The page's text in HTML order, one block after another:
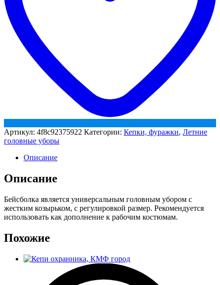
Артикул: 4f8c92375922 Категории: Кепки, фуражки, Летние
головные уборы
Описание
Описание
Бейсболка является универсальным головным убором с
жестким козырьком, с регулировкой размер. Рекомендуется
использовать как дополнение к рабочим костюмам.
Похожие